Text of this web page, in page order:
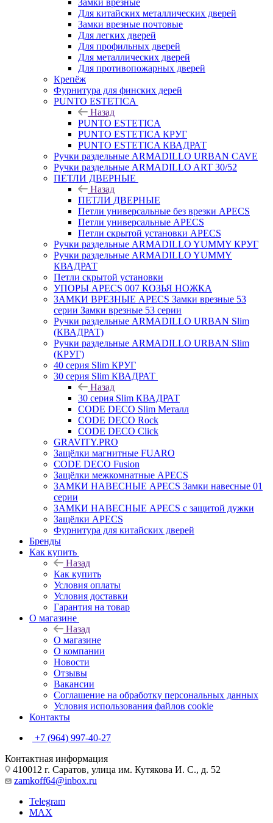
Замки врезные
Для китайских металлических дверей
Замки врезные почтовые
Для легких дверей
Для профильных дверей
Для металлических дверей
Для противопожарных дверей
Крепёж
Фурнитура для финских дерей
PUNTO ESTETICA
Назад
PUNTO ESTETICA
PUNTO ESTETICA КРУГ
PUNTO ESTETICA КВАДРАТ
Ручки раздельные ARMADILLO URBAN CAVE
Ручки раздельные ARMADILLO ART 30/52
ПЕТЛИ ДВЕРНЫЕ
Назад
ПЕТЛИ ДВЕРНЫЕ
Петли универсальные без врезки APECS
Петли универсальные APECS
Петли скрытой установки APECS
Ручки раздельные ARMADILLO YUMMY КРУГ
Ручки раздельные ARMADILLO YUMMY
КВАДРАТ
Петли скрытой установки
УПОРЫ APECS 007 КОЗЬЯ НОЖКА
ЗАМКИ ВРЕЗНЫЕ APECS Замки врезные 53
серии Замки врезные 53 серии
Ручки раздельные ARMADILLO URBAN Slim
(КВАДРАТ)
Ручки раздельные ARMADILLO URBAN Slim
(КРУГ)
40 серия Slim КРУГ
30 серия Slim КВАДРАТ
Назад
30 серия Slim КВАДРАТ
CODE DECO Slim Металл
CODE DECO Rock
CODE DECO Click
GRAVITY.PRO
Защёлки магнитные FUARO
CODE DECO Fusion
Защёлки межкомнатные APECS
ЗАМКИ НАВЕСНЫЕ APECS Замки навесные 01
серии
ЗАМКИ НАВЕСНЫЕ APECS с защитой дужки
Защёлки APECS
Фурнитура для китайских дверей
Бренды
Как купить
Назад
Как купить
Условия оплаты
Условия доставки
Гарантия на товар
О магазине
Назад
О магазине
О компании
Новости
Отзывы
Вакансии
Соглашение на обработку персональных данных
Условия использования файлов cookie
Контакты
+7 (964) 997-40-27
Контактная информация
410012 г. Саратов, улица им. Кутякова И. С., д. 52
zamkoff64@inbox.ru
Telegram
MAX